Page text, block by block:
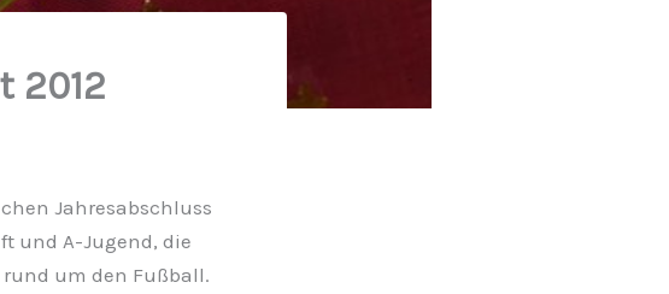
2012
Jahresabschluss
und A-Jugend, die
um den Fußball.